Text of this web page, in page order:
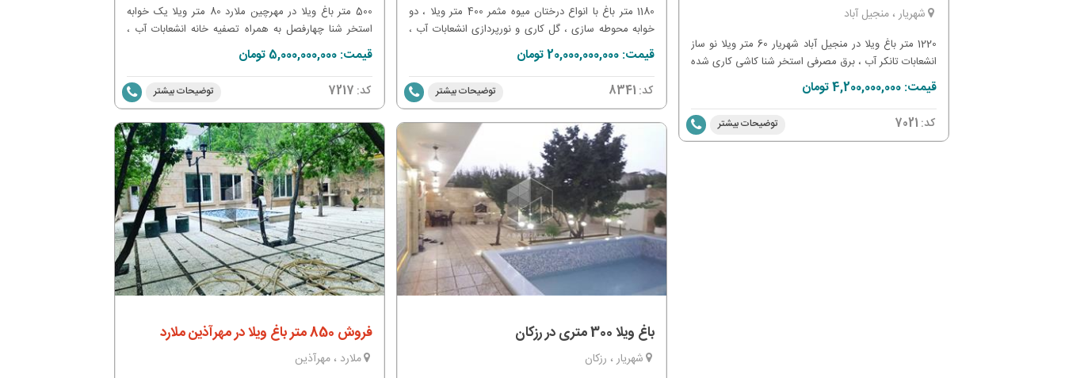
500 متر باغ ویلا در مهرچین ملارد 80 متر ویلا یک خوابه
استخر شنا چهارفصل به همراه تصفیه خانه انشعابات آب ،
برق مصرفی واگذاری ملک به صورت بنچاق و قولنامه از سند
مادر عرصه و اعیان
قیمت: 5,000,000,000 تومان
کد: 7217 توضیحات بیشتر
1180 متر باغ با انواع درختان میوه مثمر 400 متر ویلا ، دو
خوابه محوطه سازی ، گل کاری و نورپردازی انشعابات آب ،
برق و گاز قانونی چاه آب اختصاصی استخرشنا سرپوشیده
مجهز به تصفیه خانه و جکوزی و آبگرم نامه جهاد کشاورزی
واگذاری ملک بصورت قولنامه و وکالت از سند مادر معاوضه
با آپارتمان ، زمین و ماشین هم دارد
قیمت: 20,000,000,000 تومان
کد: 8341 توضیحات بیشتر
شهریار ، منجیل آباد
1220 متر باغ ویلا در منجیل آباد شهریار 60 متر ویلا نو ساز
انشعابات تانکر آب ، برق مصرفی استخر شنا کاشی کاری شده
به همراه تصفیه خانه محوطه سازی سرسبز واگذاری ملک به
صورت قولنامه از سند مادر عرصه و اعیان
قیمت: 4,200,000,000 تومان
کد: 7021 توضیحات بیشتر
فروش 850 متر باغ ویلا در مهرآذین ملارد
ملارد ، مهرآذین
باغ ویلا 300 متری در رزکان
شهریار ، رزکان